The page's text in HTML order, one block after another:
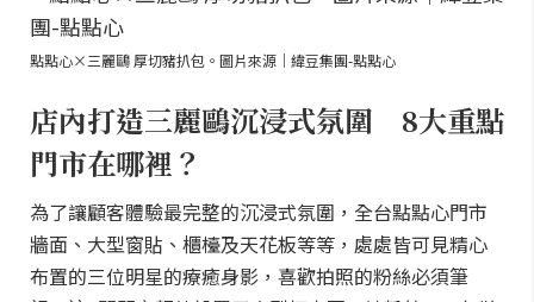
點點心×三麗鷗 厚切豬扒包。圖片來源｜緯豆集團-點點心
店內打造三麗鷗沉浸式氛圍 8大重點
門市在哪裡？
為了讓顧客體驗最完整的沉浸式氛圍，全台點點心門市
牆面、大型窗貼、櫃檯及天花板等等，處處皆可見精心
布置的三位明星的療癒身影，喜歡拍照的粉絲必須筆